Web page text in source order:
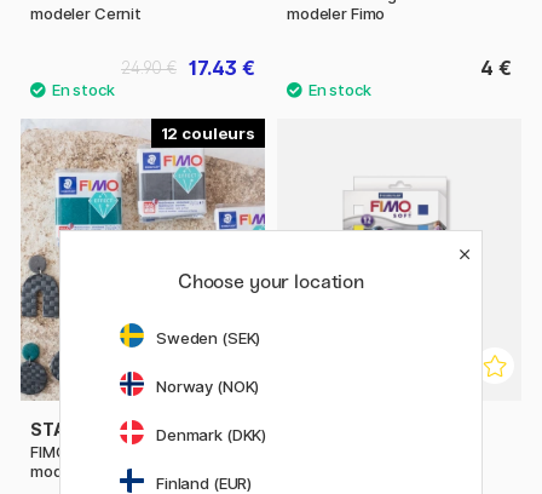
modeler Cernit
17.43 €
24.90 €
modeler Fimo
4 €
12
STAEDTLER
FIMO Effect 56 g Pâte à
modeler Fimo
Choose your location
Sweden (SEK)
Norway (NOK)
Denmark (DKK)
Finland (EUR)